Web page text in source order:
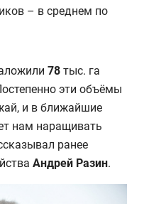
– в среднем по
78 тыс. га
эти объёмы
и в ближайшие
нам наращивать
ранее
Андрей Разин.